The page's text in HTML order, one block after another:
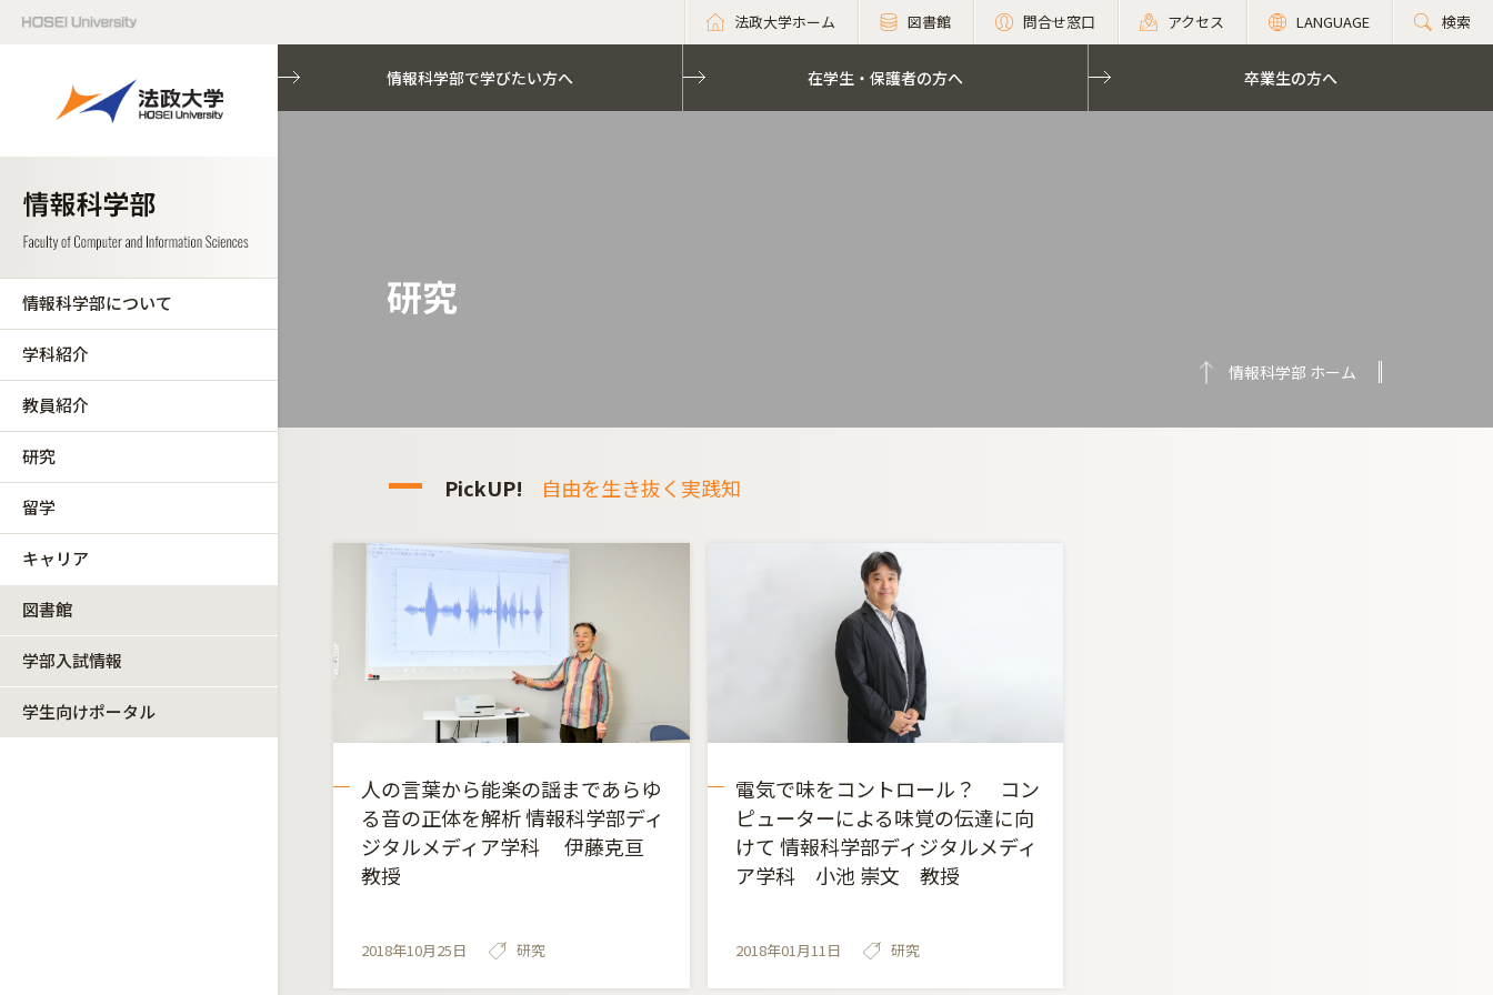
法政大学ホーム 図書館 問合せ窓口 アクセス LANGUAGE 検索
情報科学部について
学科紹介
教員紹介
研究
留学
キャリア
図書館
学部入試情報
学生向けポータル
情報科学部で学びたい方へ 在学生・保護者の方へ 卒業生の方へ
研究
情報科学部 ホーム
PickUP! 自由を生き抜く実践知
人の言葉から能楽の謡まであらゆ
る音の正体を解析 情報科学部ディ
ジタルメディア学科 伊藤克亘
教授
2018年10月25日 研究
電気で味をコントロール？ コン
ピューターによる味覚の伝達に向
けて 情報科学部ディジタルメディ
ア学科 小池 崇文 教授
2018年01月11日 研究